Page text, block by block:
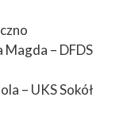
– DFDS
– UKS Sokół